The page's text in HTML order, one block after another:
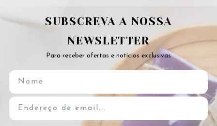
SUBSCREVA A NOSSA
NEWSLETTER
Para receber ofertas e notícias exclusivas